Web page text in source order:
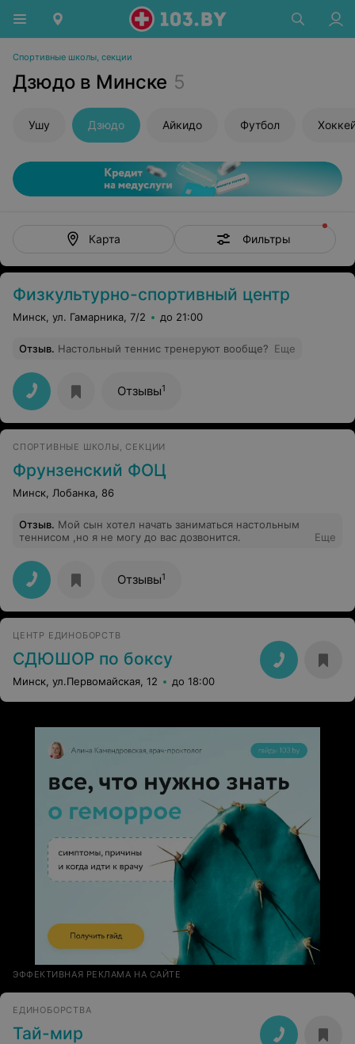
Спортивные школы, секции
Дзюдо в Минске 5
Ушу Дзюдо Айкидо Футбол
Карта Фильтры
Физкультурно-спортивный центр
Минск, ул. Гамарника, 7/2 до 21:00
Отзыв. Настольный теннис тренеруют вообще? Еще
Отзывы1
СПОРТИВНЫЕ ШКОЛЫ, СЕКЦИИ
Фрунзенский ФОЦ
Минск, Лобанка, 86
Отзыв. Мой сын хотел начать заниматься настольным
теннисом ,но я не могу до вас дозвонится.
Еще
Отзывы1
ЦЕНТР ЕДИНОБОРСТВ
СДЮШОР по боксу
Минск, ул.Первомайская, 12 до 18:00
ЭФФЕКТИВНАЯ РЕКЛАМА НА САЙТЕ
ЕДИНОБОРСТВА
Тай-мир